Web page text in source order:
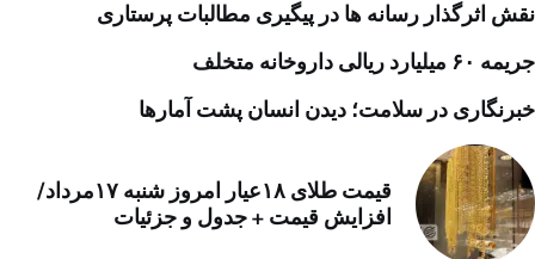
نقش اثرگذار رسانه ها در پیگیری مطالبات پرستاری
جریمه ۶۰ میلیارد ریالی داروخانه متخلف
خبرنگاری در سلامت؛ دیدن انسان پشت آمارها
قیمت طلای ۱۸عیار امروز شنبه ۱۷مرداد/
افزایش قیمت + جدول و جزئیات